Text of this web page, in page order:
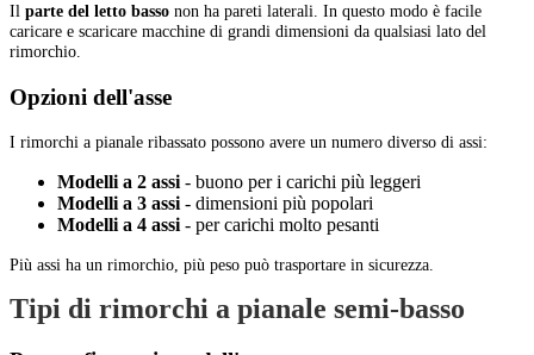
Il parte del letto basso non ha pareti laterali. In questo modo è facile
caricare e scaricare macchine di grandi dimensioni da qualsiasi lato del
rimorchio.
Opzioni dell'asse
I rimorchi a pianale ribassato possono avere un numero diverso di assi:
Modelli a 2 assi- buono per i carichi più leggeri
Modelli a 3 assi- dimensioni più popolari
Modelli a 4 assi- per carichi molto pesanti
Più assi ha un rimorchio, più peso può trasportare in sicurezza.
Tipi di rimorchi a pianale semi-basso